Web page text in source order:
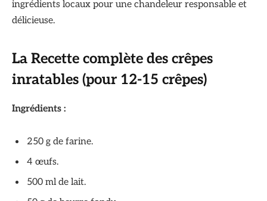
ingrédients locaux pour une chandeleur responsable et
délicieuse.
La Recette complète des crêpes
inratables (pour 12-15 crêpes)
Ingrédients :
250 g de farine.
4 œufs.
500 ml de lait.